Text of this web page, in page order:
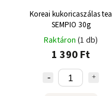
Koreai kukoricaszálas tea
SEMPIO 30g
Raktáron (1 db)
1 390 Ft